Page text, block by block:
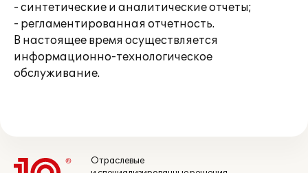
- синтетические и аналитические отчеты;
- регламентированная отчетность.
В настоящее время осуществляется
информационно-технологическое
обслуживание.
Отраслевые